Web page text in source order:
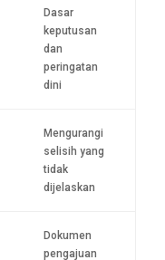
Dasar
keputusan
dan
peringatan
dini
Mengurangi
selisih yang
tidak
dijelaskan
Dokumen
pengajuan